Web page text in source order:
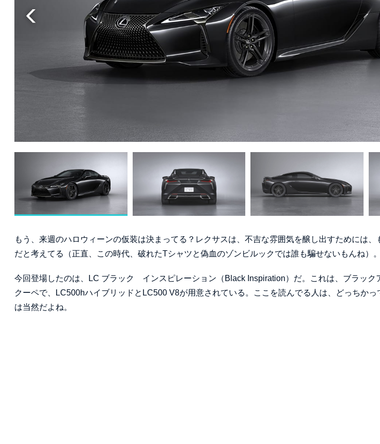
もう、来週のハロウィーンの仮装は決まってる？レクサスは、不吉な雰囲気を醸し出すためには
だと考えてる（正直、この時代、破れたTシャツと偽血のゾンビルックでは誰も騙せないもんね）。
今回登場したのは、LC ブラック インスピレーション（Black Inspiration）だ。これは、ブラック
クーペで、LC500hハイブリッドとLC500 V8が用意されている。ここを読んでる人は、どっちか
は当然だよね。